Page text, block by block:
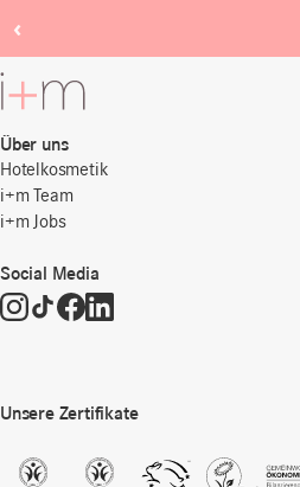
‹
Zum
Hauptinhalt
Über uns
Hotelkosmetik
i+m Team
i+m Jobs
Social Media
Unsere Zertifikate